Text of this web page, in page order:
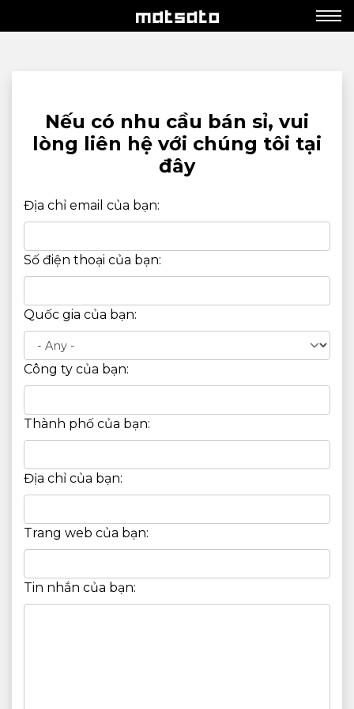
Nếu có nhu cầu bán sỉ, vui
lòng liên hệ với chúng tôi tại
đây
Địa chỉ email của bạn:
Số điện thoại của bạn:
Quốc gia của bạn:
Công ty của bạn:
Thành phố của bạn:
Địa chỉ của bạn:
Trang web của bạn:
Tin nhắn của bạn: